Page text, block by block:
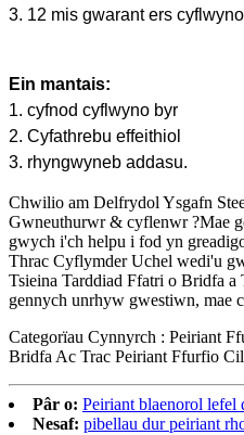
3. 12 mis gwarant ers
Ein mantais:
1. cyfnod cyflwyno byr
2. Cyfathrebu effeithiol
3. rhyngwyneb addasu.
Chwilio am Delfrydol Ysgafn
Gwneuthurwr & cyflenwr ?Mae
gwych i'ch helpu i fod yn
Thrac Cyflymder Uchel wedi'u
Tsieina Tarddiad Ffatri o Bridfa a
gennych unrhyw gwestiwn, mae
Categorïau Cynnyrch : Peiriant
Bridfa Ac Trac Peiriant Ffurfio
Pâr o: Peiriant blaenorol lefel
Nesaf: pibellau dur peiriant